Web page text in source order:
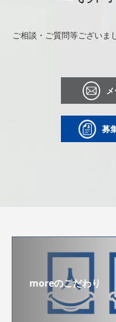
ご相談・ご質問等ございま
募
moreのこだわり